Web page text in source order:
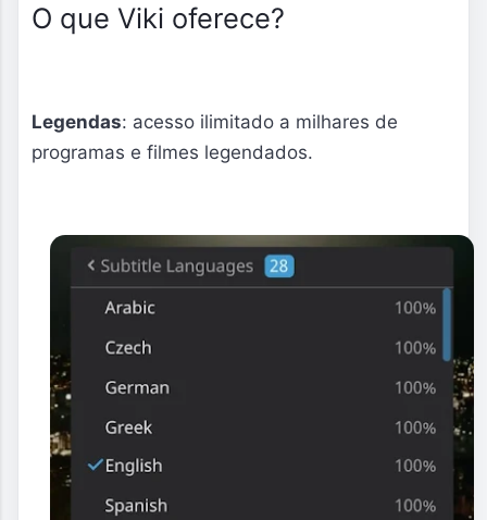
O que Viki oferece?
Legendas: acesso ilimitado a milhares de
programas e filmes legendados.